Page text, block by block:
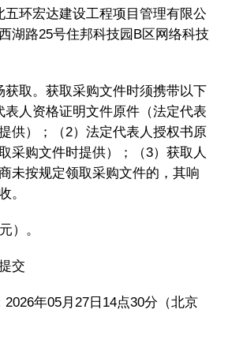
五环宏达建设工程项目管理有限公
湖路25号住邦科技园B区网络科技
获取。获取采购文件时须携带以下
表人资格证明文件原件（法定代表
供）；（2）法定代表人授权书原
采购文件时提供）；（3）获取人
未按规定领取采购文件的，其响
。
）。
交
2026年05月27日14点30分（北京